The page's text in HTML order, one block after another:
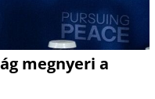
megnyeri a